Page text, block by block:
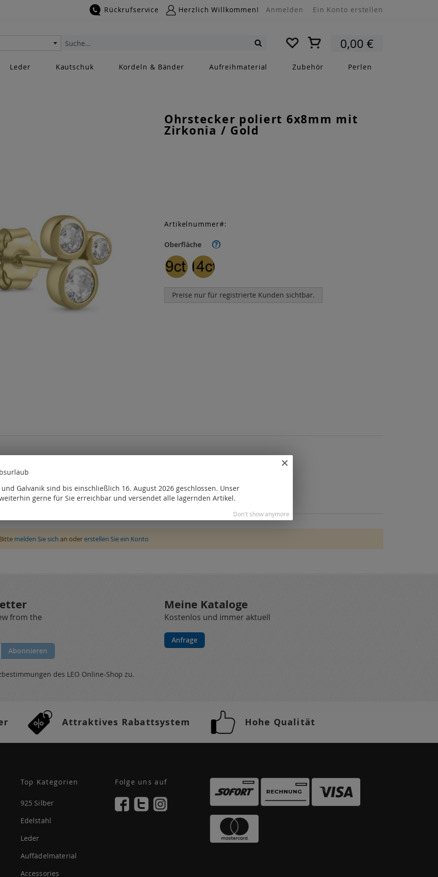
Rückrufservice Herzlich Willkommen! Anmelden Ein Konto erstellen
Mein Warenkorb
0,00 €
Suche
Leder Kautschuk Kordeln & Bänder Aufreihmaterial Zubehör Perlen
Ohrstecker poliert 6x8mm mit
Zirkonia / Gold
Oberfläche ?
Preise nur für registrierte Kunden sichtbar.
Artikelnummer
melden Sie sich an odererstellen Sie ein Konto
from the
Abonnieren
Meine Kataloge
Kostenlos und immer aktuell
Anfrage
des LEO Online-Shop zu.
Attraktives Rabattsystem Hohe Qualität
Top Kategorien
925 Silber
Edelstahl
Leder
Auffädelmaterial
Accessories
Folge uns auf
Galvanik sind bis einschließlich 16. August 2026 geschlossen. Unser
gerne für Sie erreichbar und versendet alle lagernden Artikel.
Don't show anymore